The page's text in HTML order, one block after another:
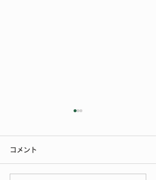
りがとうございました
いただきありがとうございま
コメント